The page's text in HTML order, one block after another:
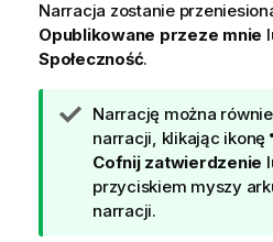
Narracja zostanie
Opublikowane przeze mnie
Społeczność.
W
s
k
a
z
Narrację można
narracji, klikając ikonę
Cofnij zatwierdzenie
przyciskiem myszy
narracji.